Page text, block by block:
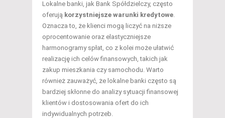
Lokalne banki, jak Bank Spółdzielczy, często
oferują korzystniejsze warunki kredytowe
Oznacza to, że klienci mogą liczyć na niższe
oprocentowanie oraz elastyczniejsze
harmonogramy spłat, co z kolei może ułatwić
realizację ich celów finansowych, takich jak
zakup mieszkania czy samochodu. Warto
również zauważyć, że lokalne banki często są
bardziej skłonne do analizy sytuacji finansowej
klientów i dostosowania ofert do ich
indywidualnych potrzeb.